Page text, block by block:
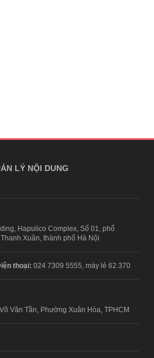
LÝ NỘI DUNG
Hapulico Complex, Số 01, phố
Xuân, thành phố Hà Nội
thoại: 024 7309 5555, máy lẻ 62.370
Văn Tần, Phường Xuân Hòa, TPHCM